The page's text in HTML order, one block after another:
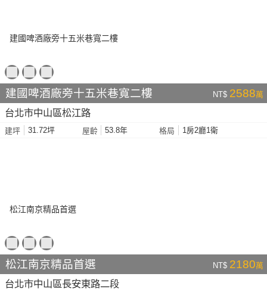
建國啤酒廠旁十五米巷寬二樓 NT$ 2588萬
台北市中山區松江路
建坪 31.72坪 屋齡 53.8年 格局 1房2廳1衛
松江南京精品首選 NT$ 2180萬
台北市中山區長安東路二段